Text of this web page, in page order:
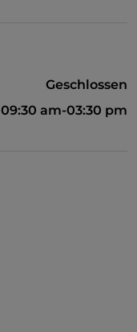
Geschlossen
09:30 am-03:30 pm